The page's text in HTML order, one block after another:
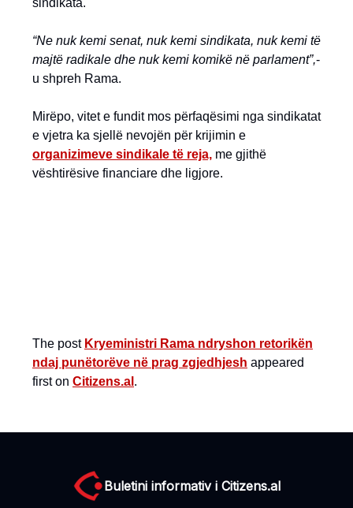
sindikata.
“Ne nuk kemi senat, nuk kemi sindikata, nuk kemi të
majtë radikale dhe nuk kemi komikë në parlament”,-
u shpreh Rama.
Mirëpo, vitet e fundit mos përfaqësimi nga sindikatat
e vjetra ka sjellë nevojën për krijimin e
organizimeve sindikale të reja, me gjithë
vështirësive financiare dhe ligjore.
The post Kryeministri Rama ndryshon retorikën
ndaj punëtorëve në prag zgjedhjesh appeared
first on Citizens.al .
Buletini informativ i Citizens.al